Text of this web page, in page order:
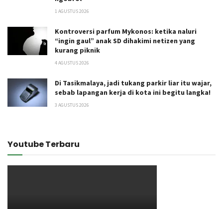
1 AGUSTUS 2026
Kontroversi parfum Mykonos: ketika naluri
“ingin gaul” anak SD dihakimi netizen yang
kurang piknik
4 AGUSTUS 2026
Di Tasikmalaya, jadi tukang parkir liar itu wajar,
sebab lapangan kerja di kota ini begitu langka!
3 AGUSTUS 2026
Youtube Terbaru